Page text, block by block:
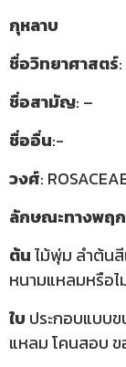
กุหลาบ
ชื่อวิทยาศาสตร์:
ชื่อสามัญ: –
ชื่ออื่น:-
วงศ์:
ลักษณะทางพฤ
ต้นไม้พุ่ม ลำต้น
หนามแหลมหรือไ
ใบ ประกอบแบบ
แหลม โคนสอบ ข